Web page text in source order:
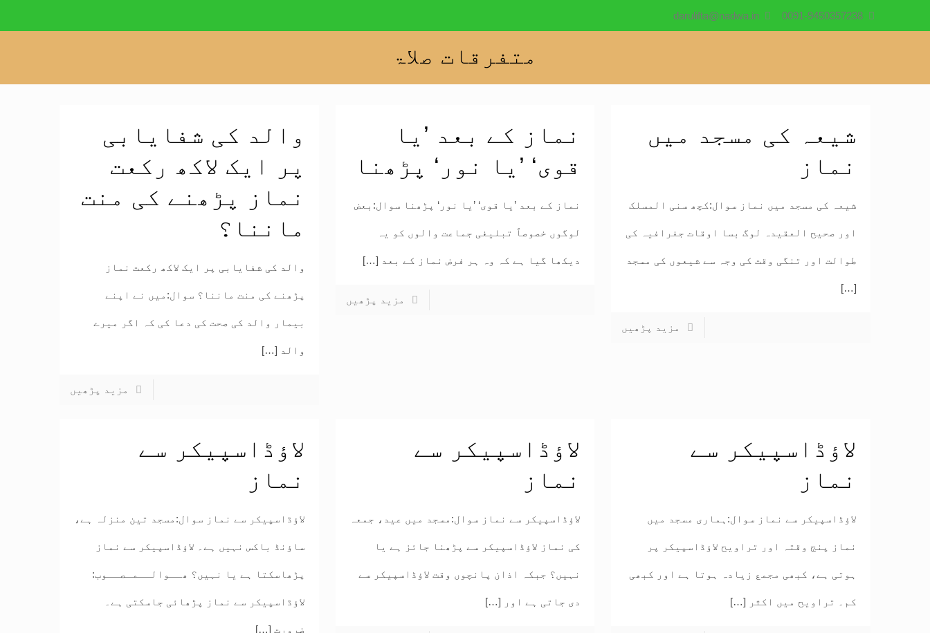
0091-9450357238
darulifta@nadwa.in
متفرقات صلاۃ
شیعہ کی مسجد میں
نماز
شیعہ کی مسجد میں نماز سوال:کچھ سنی المسلک
اور صحیح العقیدہ لوگ بسا اوقات جغرافیہ کی
طوالت اور تنگی وقت کی وجہ سے شیعوں کی مسجد
[…]
مزید پڑھیں
نماز کے بعد ’یا
قوی‘ ’یا نور‘ پڑھنا
نماز کے بعد ’یا قوی‘ ’یا نور‘ پڑھنا سوال:بعض
لوگوں خصوصاً تبلیغی جماعت والوں کو یہ
دیکھا گیا ہے کہ وہ ہر فرض نماز کے بعد […]
مزید پڑھیں
والد کی شفایابی
پر ایک لاکھ رکعت
نماز پڑھنے کی منت
ماننا؟
والد کی شفایابی پر ایک لاکھ رکعت نماز
پڑھنے کی منت ماننا؟ سوال:میں نے اپنے
بیمار والد کی صحت کی دعا کی کہ اگر میرے
والد […]
مزید پڑھیں
لاؤڈاسپیکر سے
نماز
لاؤڈاسپیکر سے نماز سوال:ہماری مسجد میں
نماز پنج وقتہ اور تراویح لاؤڈاسپیکر پر
ہوتی ہے، کبھی مجمع زیادہ ہوتا ہے اور کبھی
کم۔ تراویح میں اکثر […]
لاؤڈاسپیکر سے
نماز
لاؤڈاسپیکر سے نماز سوال:مسجد میں عید، جمعہ
کی نماز لاؤڈاسپیکر سے پڑھنا جائز ہے یا
نہیں؟ جبکہ اذان پانچوں وقت لاؤڈاسپیکر سے
دی جاتی ہے اور […]
لاؤڈاسپیکر سے
نماز
لاؤڈاسپیکر سے نماز سوال:مسجد تین منزلہ ہے،
ساؤنڈ باکس نہیں ہے۔ لاؤڈاسپیکر سے نماز
پڑھاسکتا ہے یا نہیں؟ ھــوالــمـصــوب:
لاؤڈاسپیکر سے نماز پڑھائی جاسکتی ہے۔
ضرورت […]